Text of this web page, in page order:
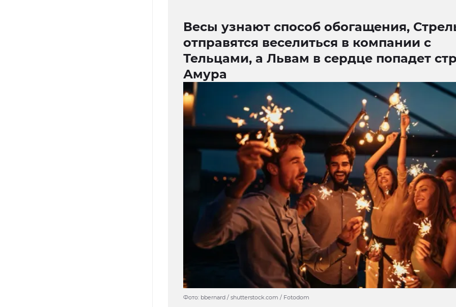
Весы узнают способ обогащения,
отправятся веселиться в компании с
Тельцами, а Львам в сердце попадет
Амура
Фото: bbernard / shutterstock.com / Fotodom